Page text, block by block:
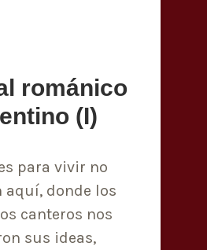
románico
(I)
para vivir no
aquí, donde los
canteros nos
sus ideas,